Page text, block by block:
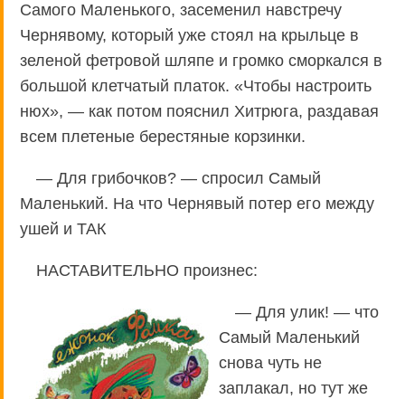
Самого Маленького, засеменил навстречу
Чернявому, который уже стоял на крыльце в
зеленой фетровой шляпе и громко сморкался в
большой клетчатый платок. «Чтобы настроить
нюх», — как потом пояснил Хитрюга, раздавая
всем плетеные берестяные корзинки.
— Для грибочков? — спросил Самый
Маленький. На что Чернявый потер его между
ушей и ТАК
НАСТАВИТЕЛЬНО произнес:
— Для улик! — что
Самый Маленький
снова чуть не
заплакал, но тут же